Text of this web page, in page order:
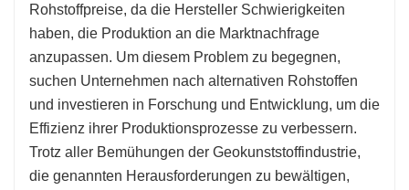
Rohstoffpreise, da die Hersteller Schwierigkeiten
haben, die Produktion an die Marktnachfrage
anzupassen. Um diesem Problem zu begegnen,
suchen Unternehmen nach alternativen Rohstoffen
und investieren in Forschung und Entwicklung, um die
Effizienz ihrer Produktionsprozesse zu verbessern.
Trotz aller Bemühungen der Geokunststoffindustrie,
die genannten Herausforderungen zu bewältigen,